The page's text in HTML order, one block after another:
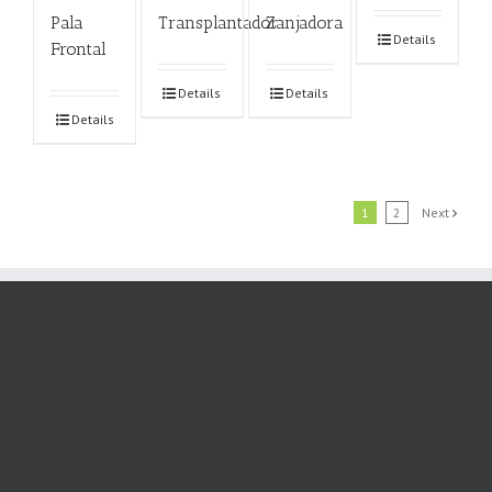
Pala
Frontal
Details
Transplantador
Details
Zanjadora
Details
Details
1 2 Next